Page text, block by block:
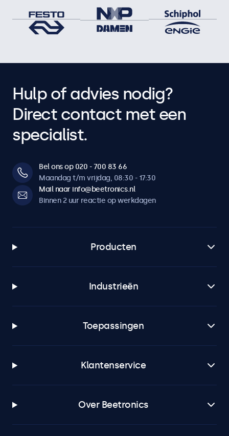
Hulp of advies nodig?
Direct contact met een
specialist.
Bel ons op 020 - 700 83 66
Maandag t/m vrijdag, 08:30 - 17:30
Mail naar info@beetronics.nl
Binnen 2 uur reactie op werkdagen
Producten
Industrieën
Toepassingen
Klantenservice
Over Beetronics